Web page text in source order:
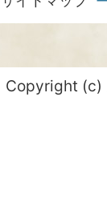
Copyright (c)